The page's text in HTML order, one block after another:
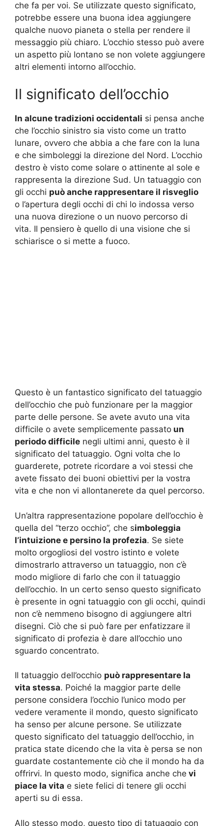
che fa per voi. Se utilizzate questo significato,
potrebbe essere una buona idea aggiungere
qualche nuovo pianeta o stella per rendere il
messaggio più chiaro. L’occhio stesso può avere
un aspetto più lontano se non volete aggiungere
altri elementi intorno all’occhio.
Il significato dell’occhio
In alcune tradizioni occidentali si pensa anche
che l’occhio sinistro sia visto come un tratto
lunare, ovvero che abbia a che fare con la luna
e che simboleggi la direzione del Nord. L’occhio
destro è visto come solare o attinente al sole e
rappresenta la direzione Sud. Un tatuaggio con
gli occhi può anche rappresentare il risveglio
o l’apertura degli occhi di chi lo indossa verso
una nuova direzione o un nuovo percorso di
vita. Il pensiero è quello di una visione che si
schiarisce o si mette a fuoco.
Questo è un fantastico significato del tatuaggio
dell’occhio che può funzionare per la maggior
parte delle persone. Se avete avuto una vita
difficile o avete semplicemente passato un
periodo difficile negli ultimi anni, questo è il
significato del tatuaggio. Ogni volta che lo
guarderete, potrete ricordare a voi stessi che
avete fissato dei buoni obiettivi per la vostra
vita e che non vi allontanerete da quel percorso.
Un’altra rappresentazione popolare dell’occhio è
quella del “terzo occhio”, che simboleggia
l’intuizione e persino la profezia. Se siete
molto orgogliosi del vostro istinto e volete
dimostrarlo attraverso un tatuaggio, non c’è
modo migliore di farlo che con il tatuaggio
dell’occhio. In un certo senso questo significato
è presente in ogni tatuaggio con gli occhi, quindi
non c’è nemmeno bisogno di aggiungere altri
disegni. Ciò che si può fare per enfatizzare il
significato di profezia è dare all’occhio uno
sguardo concentrato.
Il tatuaggio dell’occhio può rappresentare la
vita stessa. Poiché la maggior parte delle
persone considera l’occhio l’unico modo per
vedere veramente il mondo, questo significato
ha senso per alcune persone. Se utilizzate
questo significato del tatuaggio dell’occhio, in
pratica state dicendo che la vita è persa se non
guardate costantemente ciò che il mondo ha da
offrirvi. In questo modo, significa anche che vi
piace la vita e siete felici di tenere gli occhi
aperti su di essa.
Allo stesso modo, questo tipo di tatuaggio con